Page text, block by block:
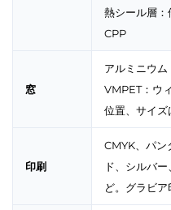
熱シール層：
CPP
窓
アルミニウム
VMPET：ウ
位置、サイズ
印刷
CMYK、パン
ド、シルバ
ど。グラビ